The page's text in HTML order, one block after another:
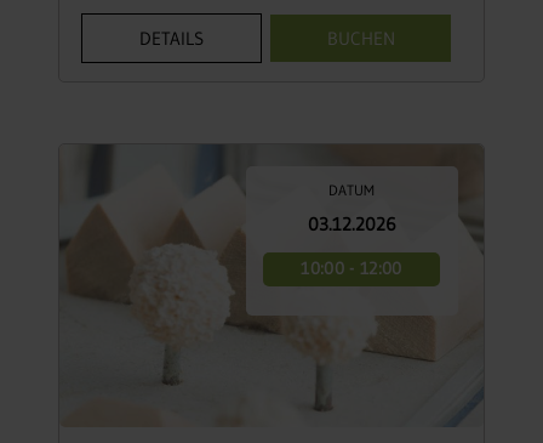
DETAILS BUCHEN
DATUM
03.12.2026
10:00 - 12:00